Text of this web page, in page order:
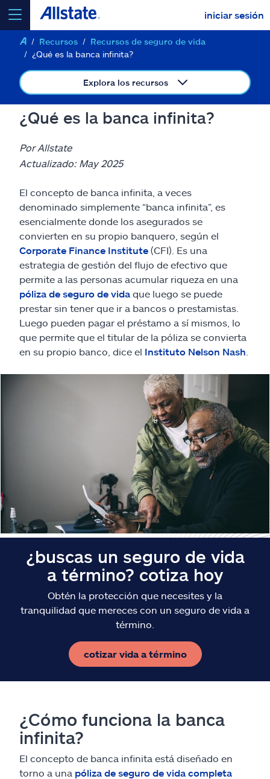
iniciar sesión
seleccionar un producto para cotizar
Select a Product
ir
Seguros y más
Recursos
Reclamos
Asistencia y apoyo
Buscar agente
Explore Allstate
Recursos
Recursos de seguro de vida
¿Qué es la banca infinita?
Explora los recursos
¿Qué es la banca infinita?
Por Allstate
Actualizado: May 2025
El concepto de banca infinita, a veces
denominado simplemente “banca infinita”, es
esencialmente donde los asegurados se
convierten en su propio banquero, según el
Corporate Finance Institute (CFI). Es una
estrategia de gestión del flujo de efectivo que
permite a las personas acumular riqueza en una
póliza de seguro de vida que luego se puede
prestar sin tener que ir a bancos o prestamistas.
Luego pueden pagar el préstamo a sí mismos, lo
que permite que el titular de la póliza se convierta
en su propio banco, dice el Instituto Nelson Nash
¿buscas un seguro de vida
a término? cotiza hoy
Obtén la protección que necesites y la
tranquilidad que mereces con un seguro de vida a
término.
cotizar vida a término
¿Cómo funciona la banca
infinita?
El concepto de banca infinita está diseñado en
torno a una póliza de seguro de vida completa